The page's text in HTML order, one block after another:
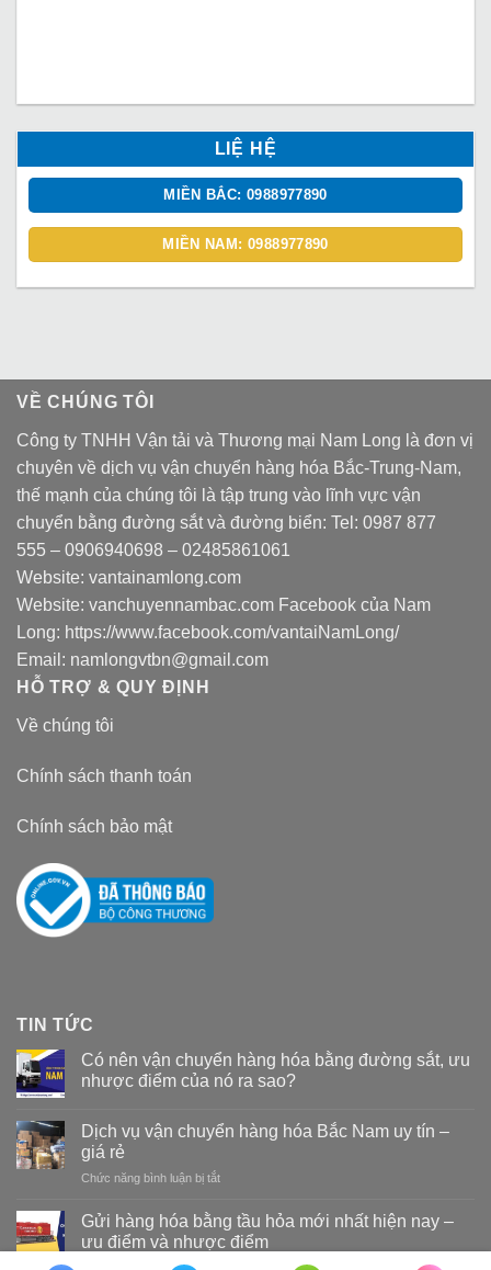
LIỆ HỆ
MIỀN BẮC: 0988977890
MIỀN NAM: 0988977890
VỀ CHÚNG TÔI
Công ty TNHH Vận tải và Thương mại Nam Long là đơn vị
chuyên về dịch vụ vận chuyển hàng hóa Bắc-Trung-Nam,
thế mạnh của chúng tôi là tập trung vào lĩnh vực vận
chuyển bằng đường sắt và đường biển: Tel: 0987 877
555 – 0906940698 – 02485861061
Website: vantainamlong.com
Website: vanchuyennambac.com Facebook của Nam
Long: https://www.facebook.com/vantaiNamLong/
Email: namlongvtbn@gmail.com
HỖ TRỢ & QUY ĐỊNH
Về chúng tôi
Chính sách thanh toán
Chính sách bảo mật
TIN TỨC
Có nên vận chuyển hàng hóa bằng đường sắt, ưu
nhược điểm của nó ra sao?
Dịch vụ vận chuyển hàng hóa Bắc Nam uy tín –
giá rẻ
Chức năng bình luận bị tắt
vụ
vận
chuyển
Gửi hàng hóa bằng tầu hỏa mới nhất hiện nay –
ưu điểm và nhược điểm